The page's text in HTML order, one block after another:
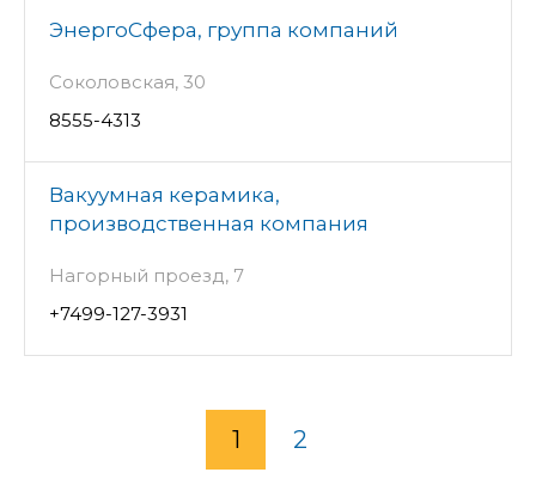
ЭнергоСфера, группа компаний
Соколовская, 30
8555-4313
Вакуумная керамика,
производственная компания
Нагорный проезд, 7
+7499-127-3931
1 2